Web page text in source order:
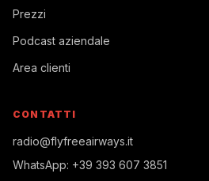
Prezzi
Podcast aziendale
Area clienti
CONTATTI
radio@flyfreeairways.it
WhatsApp: +39 393 607 3851